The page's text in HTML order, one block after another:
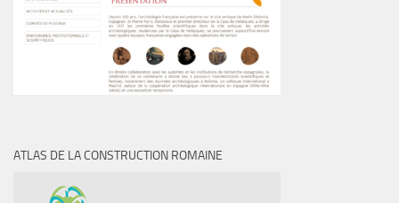
ATLAS DE LA CONSTRUCTION ROMAINE